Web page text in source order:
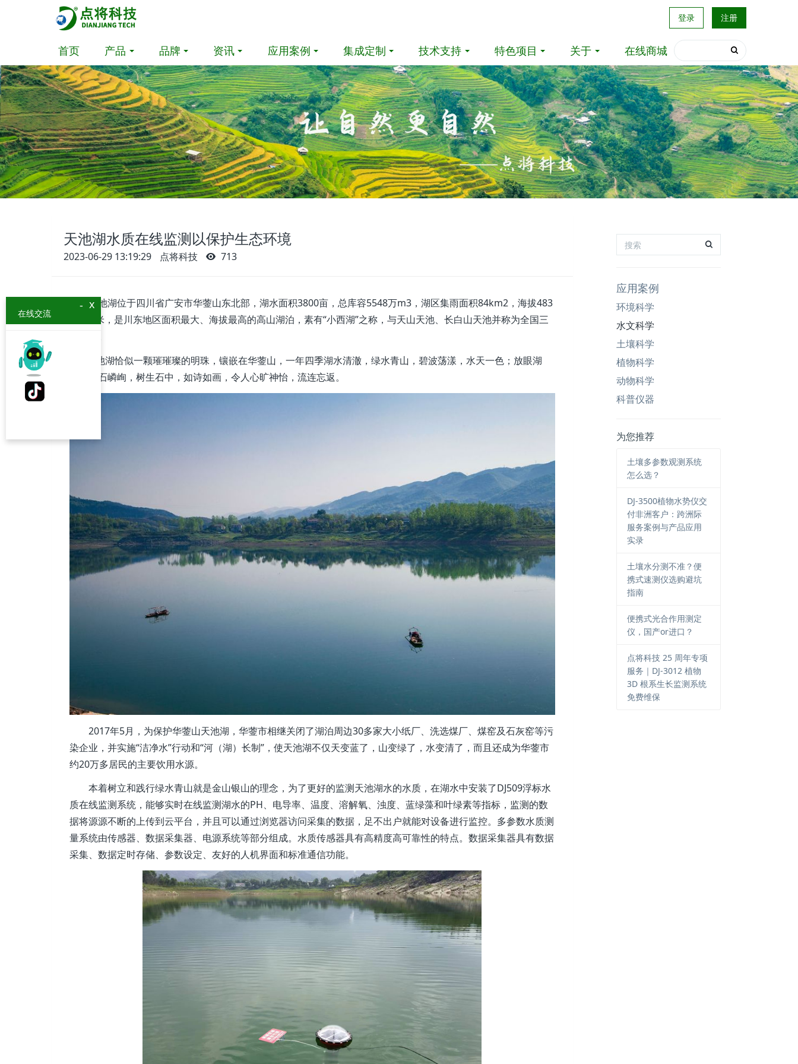
登录 注册
首页 产品 品牌 资讯 应用案例 集成定制 技术支持 特色项目 关于 在线商城
天池湖水质在线监测以保护生态环境
2023-06-29 13:19:29 点将科技 713
天池湖位于四川省广安市华蓥山东北部，湖水面积3800亩，总库容5548万m3，湖区集雨面积84km2，海拔483
—683米，是川东地区面积最大、海拔最高的高山湖泊，素有“小西湖”之称，与天山天池、长白山天池并称为全国三
天池湖恰似一颗璀璀璨的明珠，镶嵌在华蓥山，一年四季湖水清澈，绿水青山，碧波荡漾，水天一色；放眼湖
岸，怪石嶙峋，树生石中，如诗如画，令人心旷神怡，流连忘返。
2017年5月，为保护华蓥山天池湖，华蓥市相继关闭了湖泊周边30多家大小纸厂、洗选煤厂、煤窑及石灰窑等污
染企业，并实施“洁净水”行动和“河（湖）长制”，使天池湖不仅天变蓝了，山变绿了，水变清了，而且还成为华蓥市
约20万多居民的主要饮用水源。
本着树立和践行绿水青山就是金山银山的理念，为了更好的监测天池湖水的水质，在湖水中安装了DJ509浮标水
质在线监测系统，能够实时在线监测湖水的PH、电导率、温度、溶解氧、浊度、蓝绿藻和叶绿素等指标，监测的数
据将源源不断的上传到云平台，并且可以通过浏览器访问采集的数据，足不出户就能对设备进行监控。多参数水质测
量系统由传感器、数据采集器、电源系统等部分组成。水质传感器具有高精度高可靠性的特点。数据采集器具有数据
采集、数据定时存储、参数设定、友好的人机界面和标准通信功能。
应用案例
环境科学
水文科学
土壤科学
植物科学
动物科学
科普仪器
为您推荐
土壤多参数观测系统
怎么选？
DJ-3500植物水势仪交
付非洲客户：跨洲际
服务案例与产品应用
实录
土壤水分测不准？便
携式速测仪选购避坑
指南
便携式光合作用测定
仪，国产or进口？
点将科技 25 周年专项
服务｜DJ-3012 植物
3D 根系生长监测系统
免费维保
x
-
在线交流